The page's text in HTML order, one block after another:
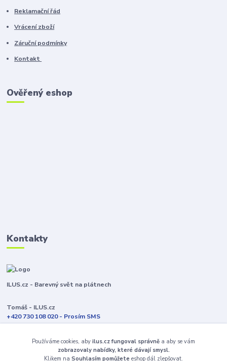
Reklamační řád
Vrácení zboží
Záruční podmínky
Kontakt
Ověřený eshop
Kontakty
ILUS.cz - Barevný svět na plátnech
Tomáš - ILUS.cz
+420 730 108 020 - Prosím SMS
Jsme většinu času ve výrobě
info@ilus.cz
Používáme cookies, aby ilus.cz fungoval správně a aby se vám
zobrazovaly nabídky, které dávají smysl.
Klikem na Souhlasím pomůžete eshop dál zlepšovat.